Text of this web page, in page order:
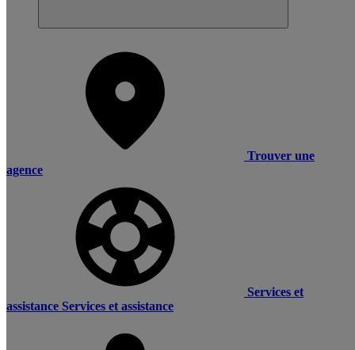
Trouver une
agence
Services et
assistance Services et assistance